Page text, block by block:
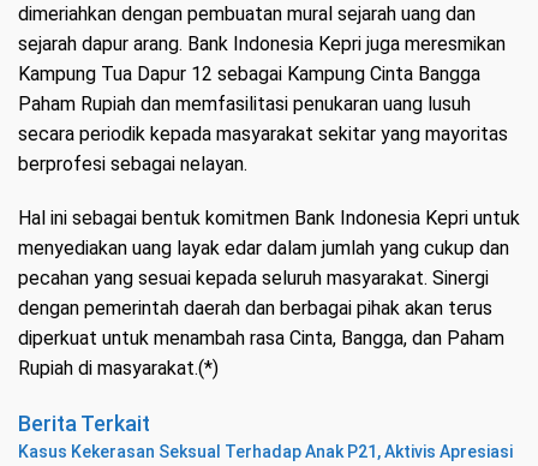
dimeriahkan dengan pembuatan mural sejarah uang dan
sejarah dapur arang. Bank Indonesia Kepri juga meresmikan
Kampung Tua Dapur 12 sebagai Kampung Cinta Bangga
Paham Rupiah dan memfasilitasi penukaran uang lusuh
secara periodik kepada masyarakat sekitar yang mayoritas
berprofesi sebagai nelayan.
Hal ini sebagai bentuk komitmen Bank Indonesia Kepri untuk
menyediakan uang layak edar dalam jumlah yang cukup dan
pecahan yang sesuai kepada seluruh masyarakat. Sinergi
dengan pemerintah daerah dan berbagai pihak akan terus
diperkuat untuk menambah rasa Cinta, Bangga, dan Paham
Rupiah di masyarakat.(*)
Berita Terkait
Kasus Kekerasan Seksual Terhadap Anak P21, Aktivis Apresiasi